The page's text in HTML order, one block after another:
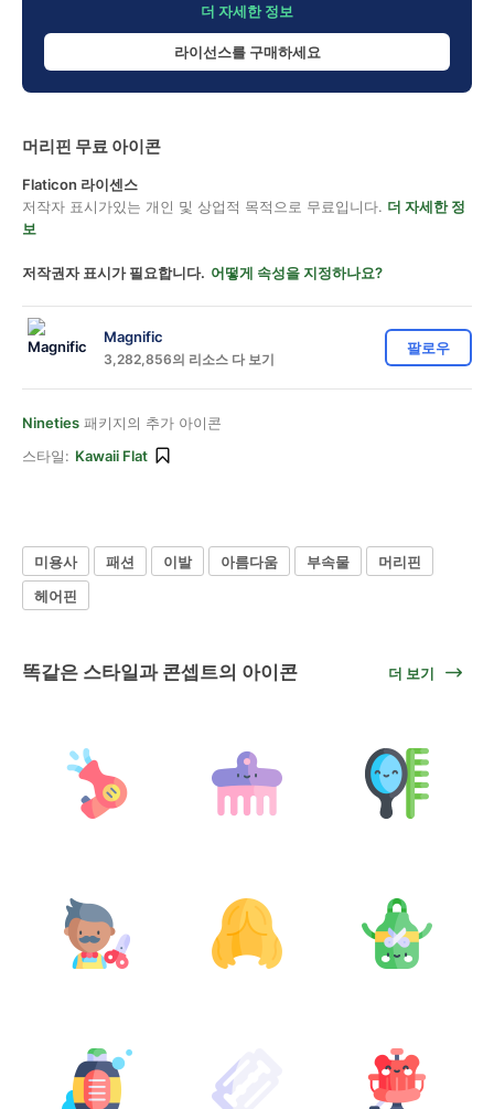
더 자세한 정보
라이선스를 구매하세요
머리핀 무료 아이콘
Flaticon 라이센스
저작자 표시가있는 개인 및 상업적 목적으로 무료입니다. 더 자세한 정
보
저작권자 표시가 필요합니다. 어떻게 속성을 지정하나요?
Magnific
3,282,856의 리소스 다 보기
팔로우
Nineties 패키지의 추가 아이콘
스타일: Kawaii Flat
미용사 패션 이발 아름다움 부속물
머리핀
헤어핀
똑같은 스타일과 콘셉트의 아이콘 더 보기